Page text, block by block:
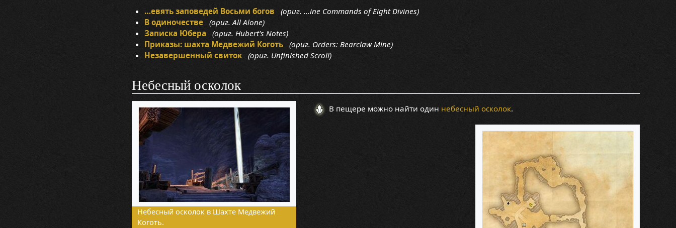
…евять заповедей Восьми богов
(ориг. …ine Commands of Eight Divines)
В одиночестве
(ориг. All Alone)
Записка Юбера
(ориг. Hubert's Notes)
Приказы: шахта Медвежий Коготь
(ориг. Orders: Bearclaw Mine)
Незавершенный свиток
(ориг. Unfinished Scroll)
Небесный осколок
Небесный осколок в Шахте Медвежий
Коготь.
В пещере можно найти один небесный осколок.